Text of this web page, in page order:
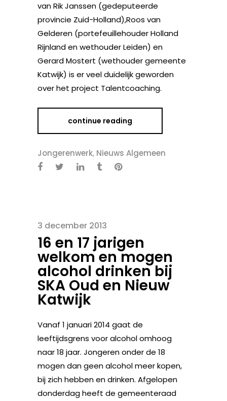
van Rik Janssen (gedeputeerde
provincie Zuid-Holland),Roos van
Gelderen (portefeuillehouder Holland
Rijnland en wethouder Leiden) en
Gerard Mostert (wethouder gemeente
Katwijk) is er veel duidelijk geworden
over het project Talentcoaching.
continue reading
Jongerenwerk, Nieuws Algemeen
3 december 2013
16 en 17 jarigen
welkom en mogen
alcohol drinken bij
SKA Oud en Nieuw
Katwijk
Vanaf 1 januari 2014 gaat de
leeftijdsgrens voor alcohol omhoog
naar 18 jaar. Jongeren onder de 18
mogen dan geen alcohol meer kopen,
bij zich hebben en drinken. Afgelopen
donderdag heeft de gemeenteraad